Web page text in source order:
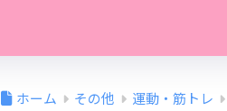
ホーム その他 運動・筋トレ